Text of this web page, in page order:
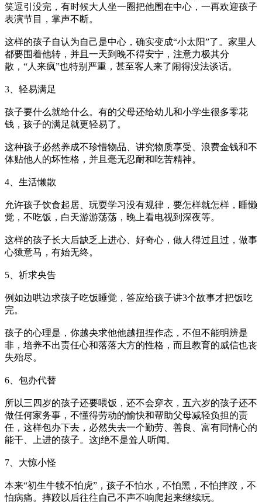
笑逗引没完，有时候大人坐一圈把他围在中心，一再欢迎孩子
表演节目，掌声不断。
这样的孩子自认为自己是中心，确实变成“小太阳”了。家里人
都要围着他转，并且一天到晚不得安宁，注意力极其分
散，“人来疯”也特别严重，甚至客人来了闹得没法谈话。
3、轻易满足
孩子要什么就给什么。有的父母还给幼儿和小学生很多零花
钱，孩子的满足就更轻易了。
这种孩子必然养成不珍惜物品、讲究物质享受、浪费金钱和不
体贴他人的坏性格，并且毫无忍耐和吃苦精神。
4、生活懒散
允许孩子饮食起居、玩耍学习没有规律，要怎样就怎样，睡懒
觉，不吃饭，白天游游荡荡，晚上看电视到深夜等。
这样的孩子长大后缺乏上进心、好奇心，做人得过且过，做事
心猿意马，有始无终。
5、祈求央告
例如边哄边求孩子吃饭睡觉，答应给孩子讲3个故事才把饭吃
完。
孩子的心理是，你越央求他他越扭捏作态，不但不能明辨是
非，培养不出责任心和落落大方的性格，而且教育的威信也丧
失殆尽。
6、包办代替
所以三四岁的孩子还要喂饭，还不会穿衣，五六岁的孩子还不
做任何家务事，不懂得劳动的愉快和帮助父母减轻负担的责
任，这样包办下去，必然失去一个勤劳、善良、富有同情心的
能干、上进的孩子。这j绝不是耸人听闻。
7、大惊小怪
本来“初生牛犊不怕虎”，孩子不怕水，不怕黑，不怕摔跤，不
怕病痛。摔跤以后往往自己不声不响爬起来继续玩。